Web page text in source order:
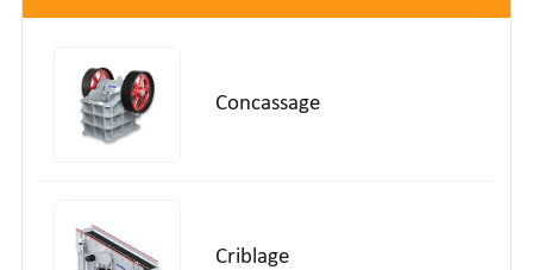
Concassage
Criblage